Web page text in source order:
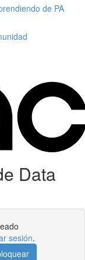
de PA
Data
sesión.